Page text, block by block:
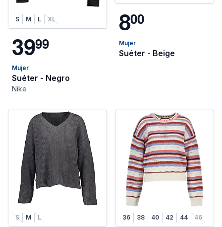
S M L XL
3999
Mujer
Suéter - Negro
Nike
800
Mujer
Suéter - Beige
S M L 36 38 40 42 44 46